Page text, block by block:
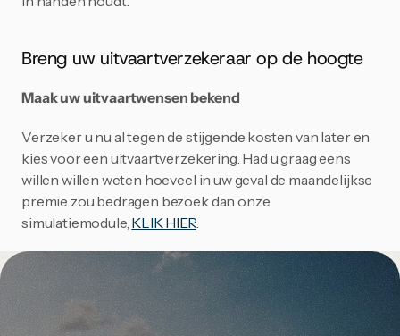
Breng uw uitvaartverzekeraar op de hoogte
Maak uw uitvaartwensen bekend
Verzeker u nu al tegen de stijgende kosten van later en
kies voor een uitvaartverzekering. Had u graag eens
willen willen weten hoeveel in uw geval de maandelijkse
premie zou bedragen bezoek dan onze
simulatiemodule, KLIK HIER.
Wees voorbereid, nabestaanden kunnen bij een
uitvaart vaak een serieuze rekening verwachten. Een
uitvaartverzekering biedt financiële gemoedsrust, niet
alleen aan u maar beslist ook aan uw dierbaren. Wenst u
Blijf op de hoogte van het laatste nieuws
Email
Nee, bedankt